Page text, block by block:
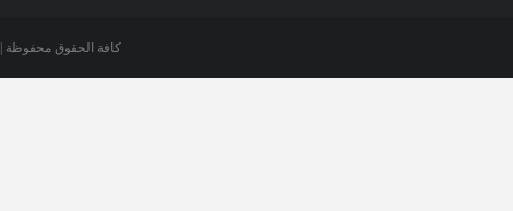
كافة الحقوق محفوظة | All Rights Reserved